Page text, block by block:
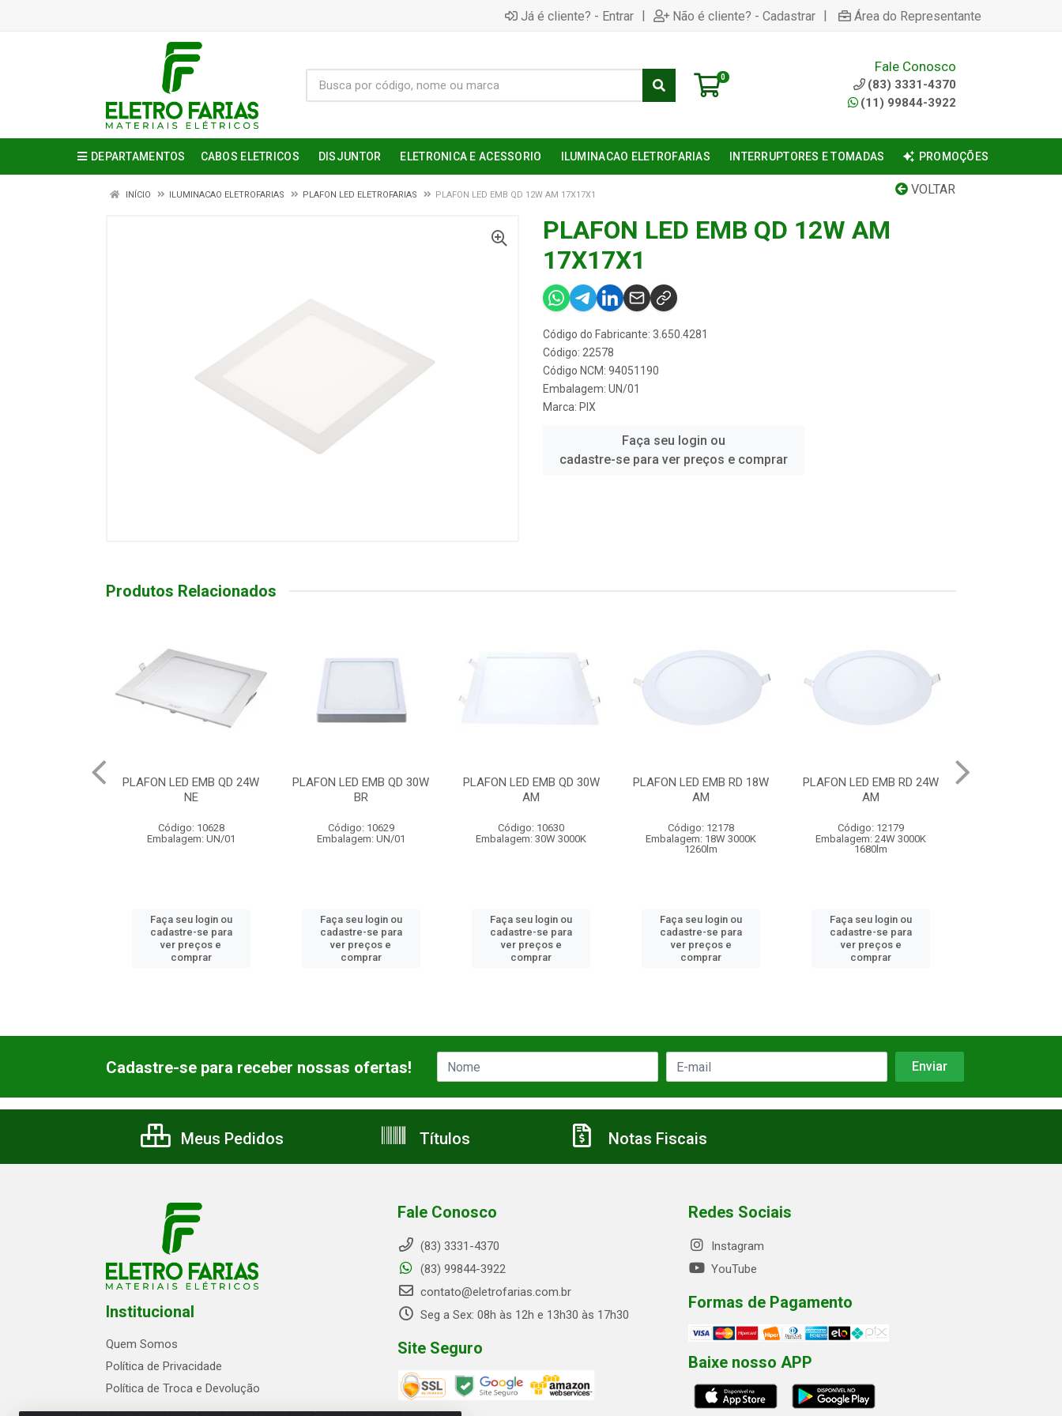
Já é cliente? - Entrar | Não é cliente? - Cadastrar | Área do Representante
0
Fale Conosco
(83) 3331-4370
(11) 99844-3922
DEPARTAMENTOS CABOS ELETRICOS DISJUNTOR ELETRONICA E ACESSORIO ILUMINACAO ELETROFARIAS INTERRUPTORES E TOMADAS PROMOÇÕES
VOLTAR
INÍCIO ILUMINACAO ELETROFARIAS PLAFON LED ELETROFARIAS PLAFON LED EMB QD 12W AM 17X17X1
PLAFON LED EMB QD 12W AM
17X17X1
Código do Fabricante: 3.650.4281
Código: 22578
Código NCM: 94051190
Embalagem: UN/01
Marca: PIX
Faça seu login ou
cadastre-se para ver preços e comprar
Produtos Relacionados
PLAFON LED EMB QD 24W
PLAFON LED EMB QD 30W
Código: 10629
Embalagem: UN/01
Faça seu login ou
cadastre-se para
ver preços e
PLAFON LED EMB QD 30W
Código: 10630
Embalagem: 30W 3000K
Faça seu login ou
cadastre-se para
ver preços e
PLAFON LED EMB RD 18W
Código: 12178
Embalagem: 18W 3000K
Faça seu login ou
cadastre-se para
ver preços e
PLAFON LED EMB RD 24W
Código: 12179
Embalagem: 24W 3000K
Faça seu login ou
cadastre-se para
ver preços e
PLAFON LED EMB QD 18W
Código: 10627
Embalagem: UN/01
Faça seu login ou
cadastre-se para
ver preços e
Cadastre-se para receber nossas ofertas!
Meus Pedidos Títulos Notas Fiscais
Institucional
Quem Somos
Política de Privacidade
Política de Troca e Devolução
Fale Conosco
(83) 3331-4370
(83) 99844-3922
contato@eletrofarias.com.br
Seg a Sex: 08h às 12h e 13h30 às 17h30
Site Seguro
Redes Sociais
Instagram
YouTube
Formas de Pagamento
Baixe nosso APP